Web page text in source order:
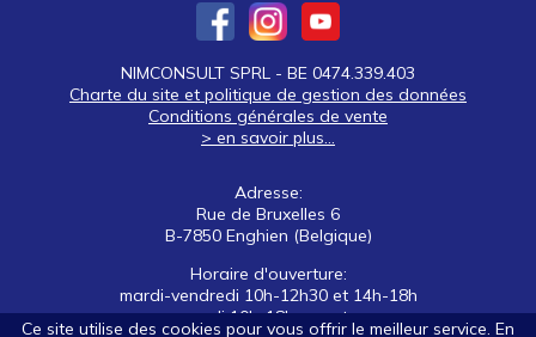
NIMCONSULT SPRL - BE 0474.339.403
Charte du site et politique de gestion des données
Conditions générales de vente
> en savoir plus...
Adresse:
Rue de Bruxelles 6
B-7850 Enghien (Belgique)
Horaire d'ouverture:
mardi-vendredi 10h-12h30 et 14h-18h
samedi 10h-18h non stop
Ce site utilise des cookies pour vous offrir le meilleur service. En